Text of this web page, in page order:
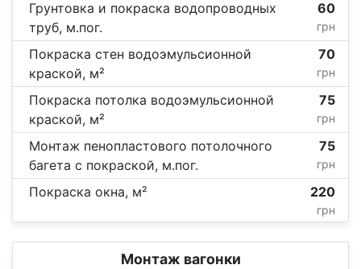
Грунтовка и покраска водопроводных
труб, м.пог.
60
грн
Покраска стен водоэмульсионной
краской, м²
70
грн
Покраска потолка водоэмульсионной
краской, м²
75
грн
Монтаж пенопластового потолочного
багета c покраской, м.пог.
75
грн
Покраска окна, м² 220
грн
Монтаж вагонки